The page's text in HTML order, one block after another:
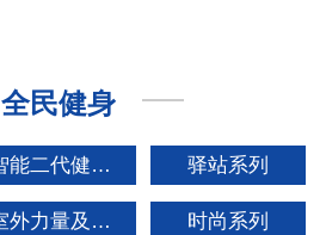
全民健身
智能二代健身器材 驿站系列
室外力量及拓展系列 时尚系列